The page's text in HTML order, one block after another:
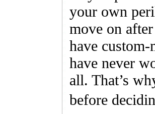
your own
move on
have
have never
all. That’s
before